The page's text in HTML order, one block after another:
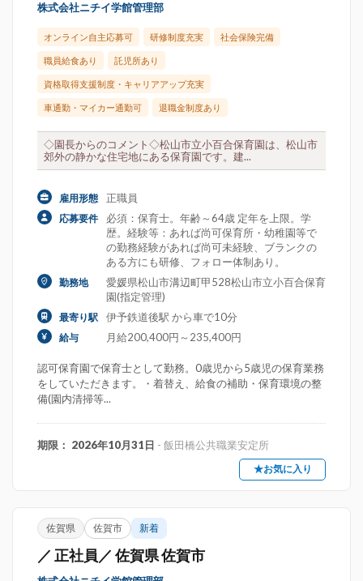
株式会社ニチイ学館管理部
オンライン自主応募可 研修制度充実 社会保険完備
職員給食あり 託児所あり
資格取得支援制度・キャリアアップ充実
車通勤・マイカー通勤可 退職金制度あり
◇園長からのコメント◇松山市立小百合保育園は、松山市
郊外の静かな住宅地にある保育園です。建...
雇用形態 正職員
応募要件
必須：保育士。年齢～64歳 定年を上限。学
歴。経験等：あれば尚可保育所・幼稚園等で
の勤務経験があれば尚可未経験、ブランクの
ある方にも研修、フォロー体制あり。
勤務地
愛媛県松山市溝辺町甲528松山市立小百合保育
園(指定管理)
最寄り駅 伊予鉄道後駅 から車で10分
給与 月給200,400円～235,400円
認可保育園で保育士として勤務。0歳児から5歳児の保育業務
をしていただきます。・着替え、給食の補助・保育環境の整
備(園内清掃等...
期限： 2026年10月31日 - 飯田橋公共職業安定所
★お気に入り
佐賀県 佐賀市 新着
／ 正社員／ 佐賀県 佐賀市